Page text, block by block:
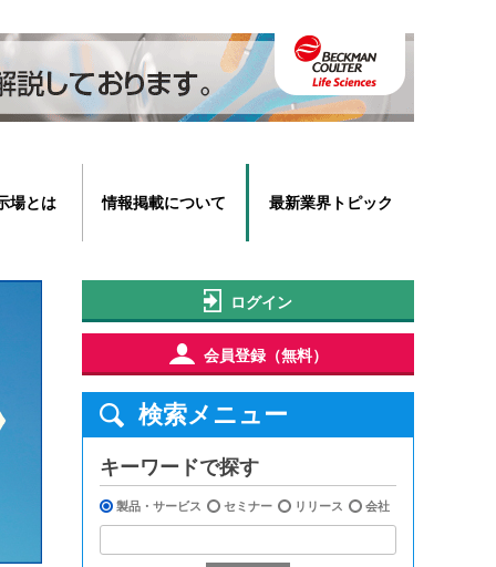
場とは 情報掲載について 最新業界トピック
ログイン
会員登録（無料）
検索メニュー
キーワードで探す
製品・サービス セミナー リリース 会社